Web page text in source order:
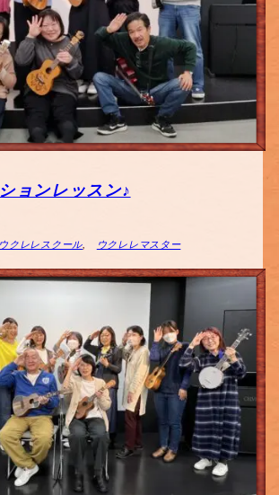
ョンレッスン♪
ウクレレスクール, ウクレレマスター